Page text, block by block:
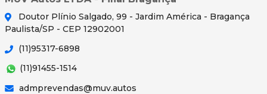
Doutor Plínio Salgado, 99 - Jardim América - Bragança
Paulista/SP - CEP 12902001
(11)95317-6898
(11)91455-1514
admprevendas@muv.autos